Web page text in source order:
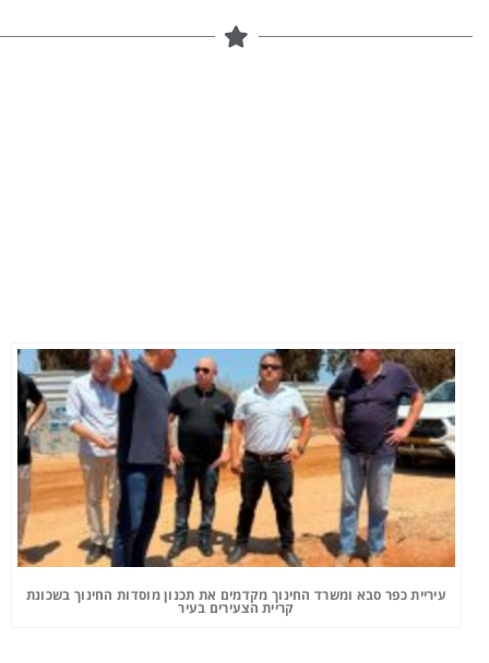
עיריית כפר סבא ומשרד החינוך מקדמים את תכנון מוסדות החינוך בשכונת
קריית הצעירים בעיר